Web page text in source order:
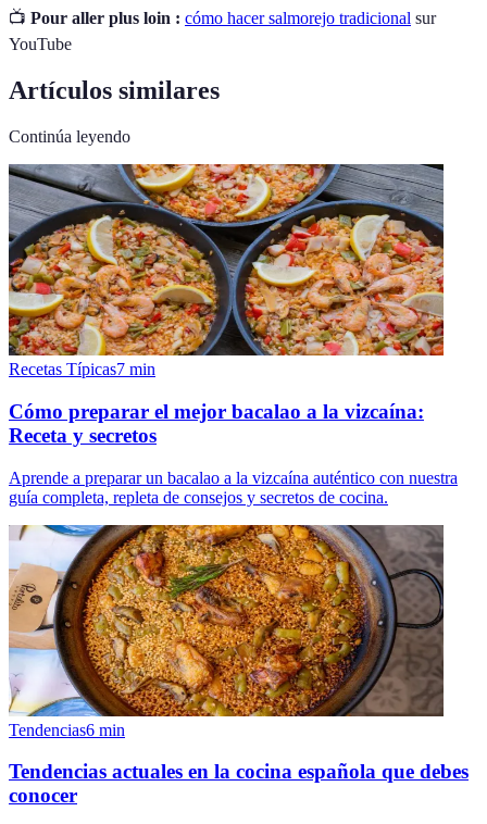
📺 Pour aller plus loin : cómo hacer salmorejo tradicional sur
YouTube
Artículos similares
Continúa leyendo
Recetas Típicas7 min
Cómo preparar el mejor bacalao a la vizcaína:
Receta y secretos
Aprende a preparar un bacalao a la vizcaína auténtico con nuestra
guía completa, repleta de consejos y secretos de cocina.
Tendencias6 min
Tendencias actuales en la cocina española que debes
conocer